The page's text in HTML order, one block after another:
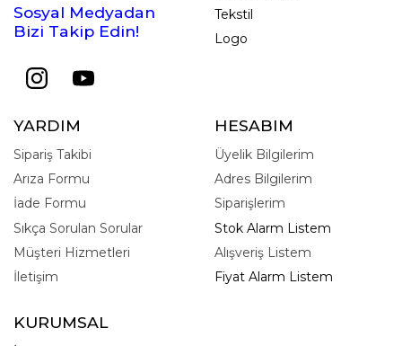
Sosyal Medyadan
Bizi Takip Edin!
Tekstil
Logo
YARDIM
Sipariş Takibi
Arıza Formu
İade Formu
Sıkça Sorulan Sorular
Müşteri Hizmetleri
İletişim
HESABIM
Üyelik Bilgilerim
Adres Bilgilerim
Siparişlerim
Stok Alarm Listem
Alışveriş Listem
Fiyat Alarm Listem
KURUMSAL